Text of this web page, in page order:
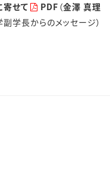
せて PDF （金澤 真理
学長からのメッセージ）